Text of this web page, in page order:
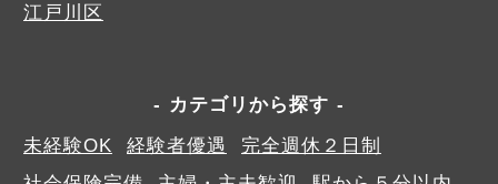
江戸川区
カテゴリから探す
未経験OK
経験者優遇
完全週休２日制